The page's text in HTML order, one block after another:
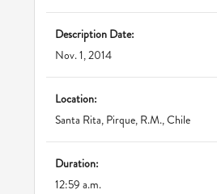
Description Date:
Nov. 1, 2014
Location:
Santa Rita, Pirque, R.M., Chile
Duration:
12:59 a.m.